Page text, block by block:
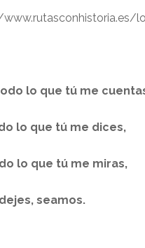
lo que tú me
lo que tú me dices,
lo que tú me miras,
seamos.